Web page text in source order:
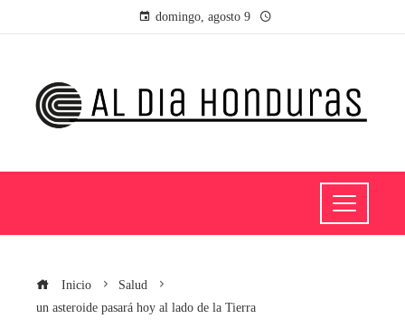
domingo, agosto 9
Inicio
Salud
un asteroide pasará hoy al lado de la Tierra